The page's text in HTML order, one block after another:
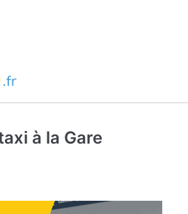
à la Gare